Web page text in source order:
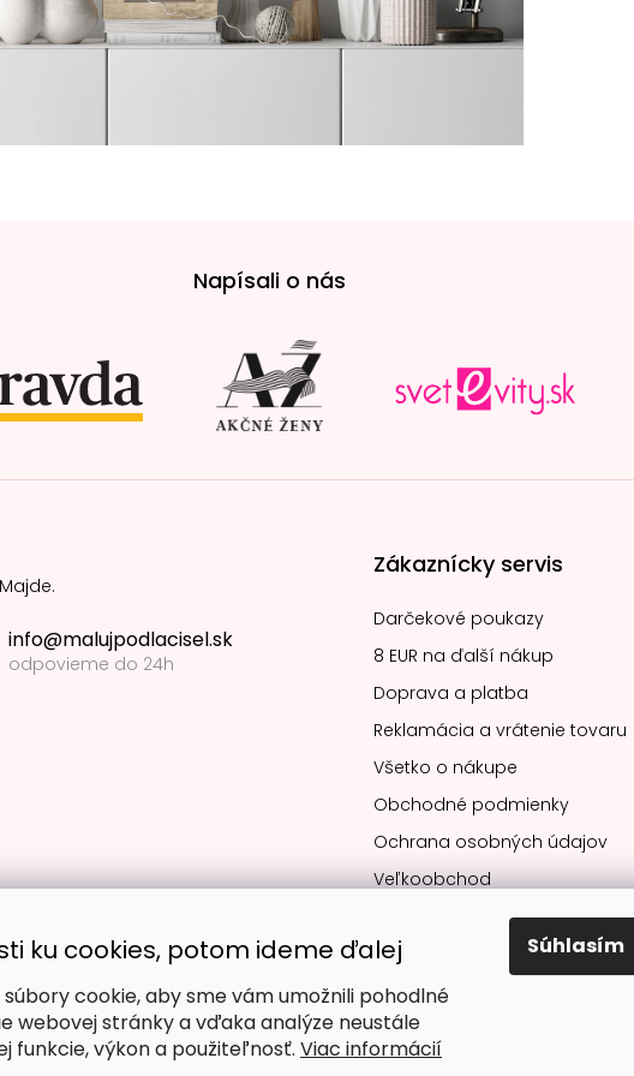
ku cookies, potom ideme ďalej
cookie, aby sme vám umožnili pohodlné
webovej stránky a vďaka analýze neustále
funkcie, výkon a použiteľnosť. Viac informácií
Súhlasím
Napísali o nás
info@malujpodlacisel.sk
odpovieme do 24h
Zákaznícky servis
Darčekové poukazy
8 EUR na ďalší nákup
Doprava a platba
Reklamácia a vrátenie tovaru
Všetko o nákupe
Obchodné podmienky
Ochrana osobných údajov
Veľkoobchod
Obľúbené spôsoby platby: